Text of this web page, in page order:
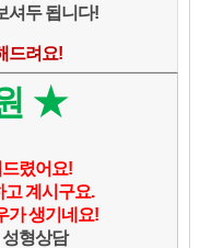
셔두 됩니다!
드려요!
★
렸어요!
고 계시구요.
가 생기네요!
형상담